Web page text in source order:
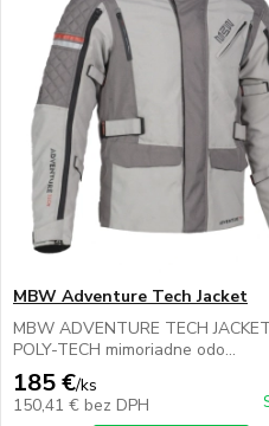
MBW Adventure Tech Jacket
MBW ADVENTURE TECH
POLY-TECH mimoriadne odo...
185 €/ks
150,41 € bez DPH